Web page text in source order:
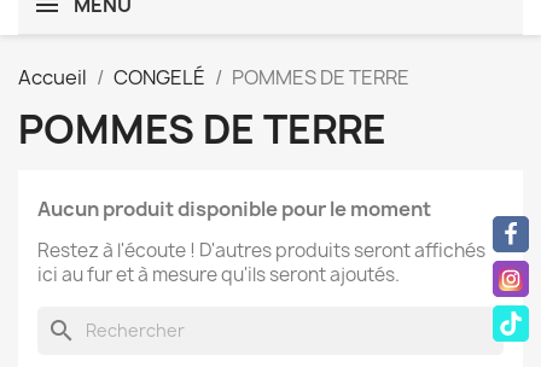
Accueil CONGELÉ POMMES DE TERRE
POMMES DE TERRE
Aucun produit disponible pour le moment
Restez à l'écoute ! D'autres produits seront affichés
ici au fur et à mesure qu'ils seront ajoutés.
search